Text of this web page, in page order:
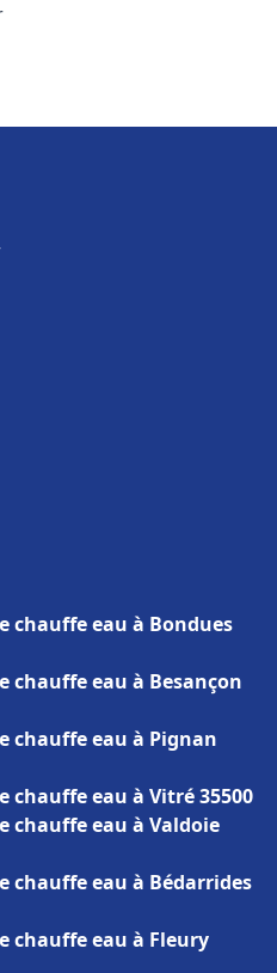
chauffe eau à Bondues
eau à Besançon
chauffe eau à Pignan
eau à Vitré 35500
chauffe eau à Valdoie
eau à Bédarrides
chauffe eau à Fleury